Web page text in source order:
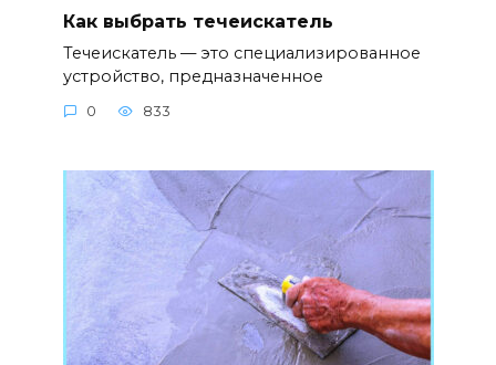
Как выбрать течеискатель
Течеискатель — это специализированное
устройство, предназначенное
0 833